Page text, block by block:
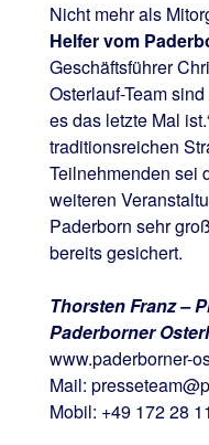
Nicht mehr als
Helfer vom
Geschäftsführer
Osterlauf-Team
es das letzte Mal
traditionsreichen
Teilnehmenden sei
weiteren
Paderborn sehr
bereits gesichert.
Thorsten Franz –
Paderborner
www.paderborner-
Mail:
Mobil: +49 172 28